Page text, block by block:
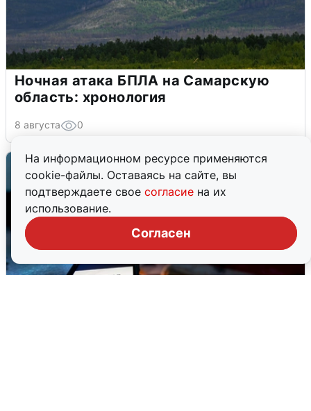
На информационном ресурсе применяются
cookie-файлы. Оставаясь на сайте, вы
подтверждаете свое согласие на их
использование.
Согласен
Ночная атака БПЛА на Самарскую
область: хронология
8 августа 0